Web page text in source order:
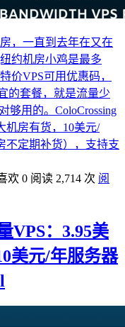
，一直到去年在又在
约机房小鸡是最多
价VPS可用优惠码，
的套餐，就是流量少
够用的。ColoCrossing
机房有货，10美元/
不定期补货），支持支
欢 0 阅读 2,714 次 阅
VPS：3.95美
美元/年服务器